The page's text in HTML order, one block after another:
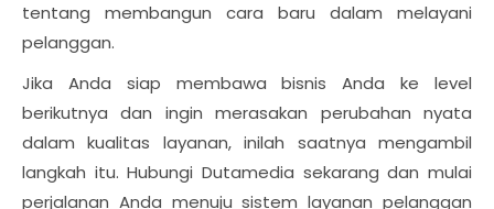
tentang membangun cara baru dalam melayani
pelanggan.
Jika Anda siap membawa bisnis Anda ke level
berikutnya dan ingin merasakan perubahan nyata
dalam kualitas layanan, inilah saatnya mengambil
langkah itu. Hubungi Dutamedia sekarang dan mulai
perjalanan Anda menuju sistem layanan pelanggan